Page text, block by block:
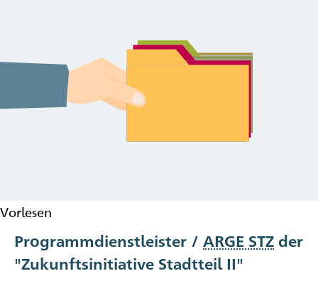
Vorlesen
Programmdienstleister /ARGE STZ der
"Zukunftsinitiative Stadtteil II"